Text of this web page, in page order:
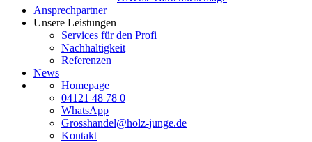
Ansprechpartner
Unsere Leistungen
Services für den Profi
Nachhaltigkeit
Referenzen
News
Homepage
04121 48 78 0
WhatsApp
Grosshandel@holz-junge.de
Kontakt